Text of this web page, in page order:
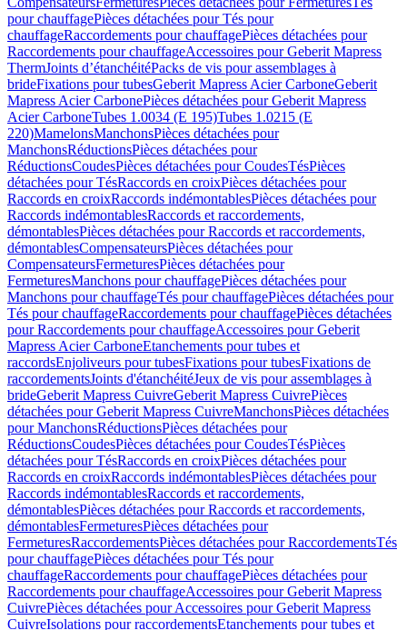
pour chauffagePièces détachées pour Tés pour
chauffageRaccordements pour chauffagePièces détachées pour
Raccordements pour chauffageAccessoires pour Geberit Mapress
ThermJoints d’étanchéitéPacks de vis pour assemblages à
brideFixations pour tubesGeberit Mapress Acier CarboneGeberit
Mapress Acier CarbonePièces détachées pour Geberit Mapress
Acier CarboneTubes 1.0034 (E 195)Tubes 1.0215 (E
220)MamelonsManchonsPièces détachées pour
ManchonsRéductionsPièces détachées pour
RéductionsCoudesPièces détachées pour CoudesTésPièces
détachées pour TésRaccords en croixPièces détachées pour
Raccords en croixRaccords indémontablesPièces détachées pour
Raccords indémontablesRaccords et raccordements,
démontablesPièces détachées pour Raccords et raccordements,
démontablesCompensateursPièces détachées pour
CompensateursFermeturesPièces détachées pour
FermeturesManchons pour chauffagePièces détachées pour
Manchons pour chauffageTés pour chauffagePièces détachées pour
Tés pour chauffageRaccordements pour chauffagePièces détachées
pour Raccordements pour chauffageAccessoires pour Geberit
Mapress Acier CarboneEtanchements pour tubes et
raccordsEnjoliveurs pour tubesFixations pour tubesFixations de
raccordementsJoints d'étanchéitéJeux de vis pour assemblages à
brideGeberit Mapress CuivreGeberit Mapress CuivrePièces
détachées pour Geberit Mapress CuivreManchonsPièces détachées
pour ManchonsRéductionsPièces détachées pour
RéductionsCoudesPièces détachées pour CoudesTésPièces
détachées pour TésRaccords en croixPièces détachées pour
Raccords en croixRaccords indémontablesPièces détachées pour
Raccords indémontablesRaccords et raccordements,
démontablesPièces détachées pour Raccords et raccordements,
démontablesFermeturesPièces détachées pour
FermeturesRaccordementsPièces détachées pour RaccordementsTés
pour chauffagePièces détachées pour Tés pour
chauffageRaccordements pour chauffagePièces détachées pour
Raccordements pour chauffageAccessoires pour Geberit Mapress
CuivrePièces détachées pour Accessoires pour Geberit Mapress
CuivreIsolations pour raccordementsEtanchements pour tubes et